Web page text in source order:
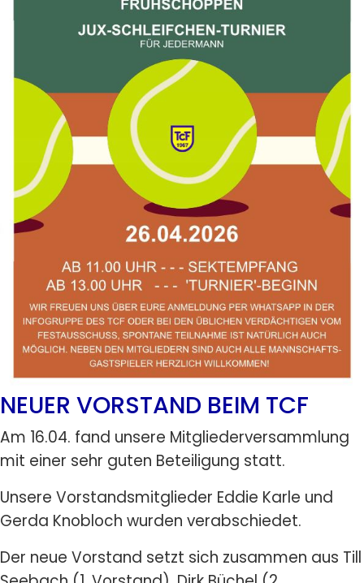
NEUER VORSTAND BEIM TCF
Am 16.04. fand unsere Mitgliederversammlung
mit einer sehr guten Beteiligung statt.
Unsere Vorstandsmitglieder Eddie Karle und
Gerda Knobloch wurden verabschiedet.
Der neue Vorstand setzt sich zusammen aus Till